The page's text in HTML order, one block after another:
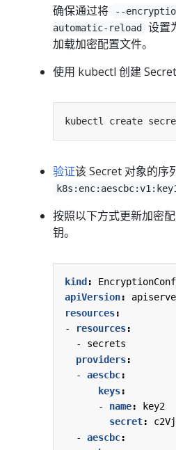
确保通过将
--
automatic-reload
设置
加载加密配置文件。
使用 kubectl 创建 Secret
kubectl create
验证该 Secret 对象的序
按照以下方式更新加密
钥。
kind :
apiVersion:
resources:
-
resources:
- secrets
providers:
- aescbc:
keys:
- name:
key2
secret:
- aescbc: